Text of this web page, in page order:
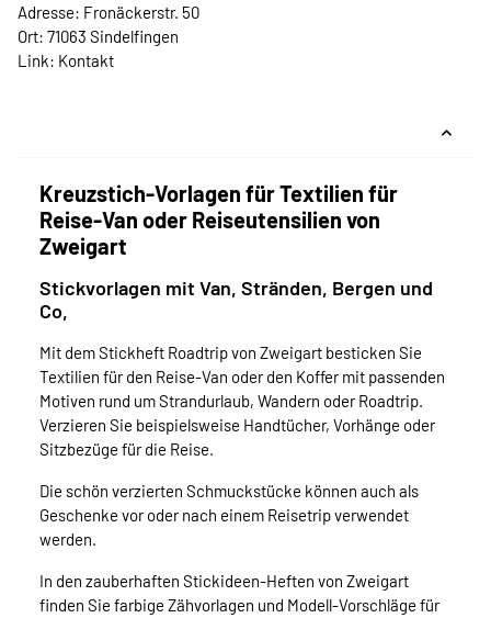
Adresse: Fronäckerstr. 50
Ort: 71063 Sindelfingen
Link: Kontakt
Kreuzstich-Vorlagen für Textilien für
Reise-Van oder Reiseutensilien von
Zweigart
Stickvorlagen mit Van, Stränden, Bergen und
Co,
Mit dem Stickheft Roadtrip von Zweigart besticken Sie
Textilien für den Reise-Van oder den Koffer mit passenden
Motiven rund um Strandurlaub, Wandern oder Roadtrip.
Verzieren Sie beispielsweise Handtücher, Vorhänge oder
Sitzbezüge für die Reise.
Die schön verzierten Schmuckstücke können auch als
Geschenke vor oder nach einem Reisetrip verwendet
werden.
In den zauberhaften Stickideen-Heften von Zweigart
finden Sie farbige Zähvorlagen und Modell-Vorschläge für